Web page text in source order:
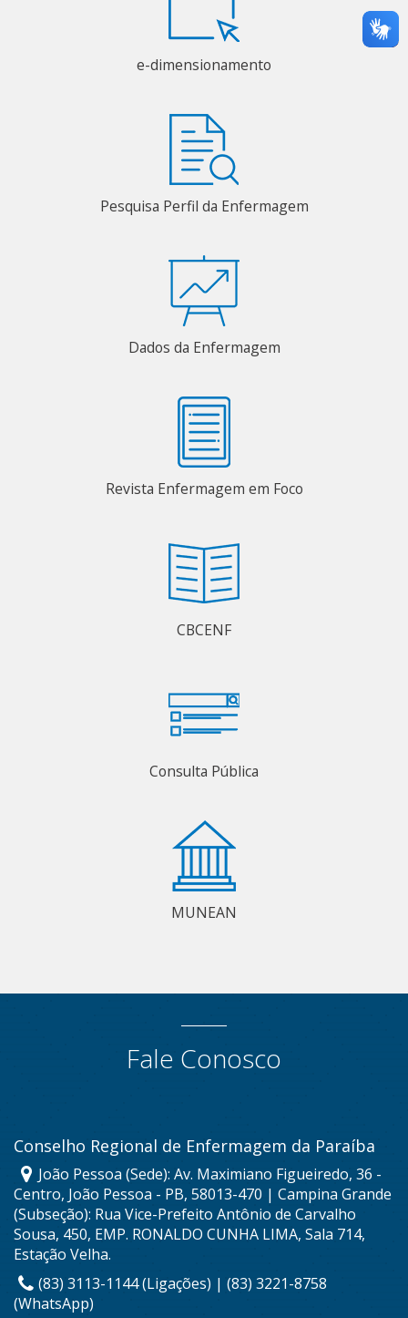
e-dimensionamento
Pesquisa Perfil da Enfermagem
Dados da Enfermagem
Revista Enfermagem em Foco
CBCENF
Consulta Pública
MUNEAN
Fale Conosco
Conselho Regional de Enfermagem da Paraíba
João Pessoa (Sede): Av. Maximiano Figueiredo, 36 -
Centro, João Pessoa - PB, 58013-470 | Campina Grande
(Subseção): Rua Vice-Prefeito Antônio de Carvalho
Sousa, 450, EMP. RONALDO CUNHA LIMA, Sala 714,
Estação Velha.
(83) 3113-1144 (Ligações) | (83) 3221-8758
(WhatsApp)